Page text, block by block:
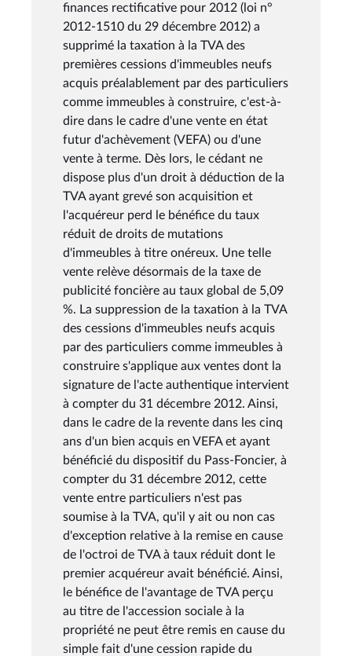
finances rectificative pour 2012 (loi n°
2012-1510 du 29 décembre 2012) a
supprimé la taxation à la TVA des
premières cessions d'immeubles neufs
acquis préalablement par des particuliers
comme immeubles à construire, c'est-à-
dire dans le cadre d'une vente en état
futur d'achèvement (VEFA) ou d'une
vente à terme. Dès lors, le cédant ne
dispose plus d'un droit à déduction de la
TVA ayant grevé son acquisition et
l'acquéreur perd le bénéfice du taux
réduit de droits de mutations
d'immeubles à titre onéreux. Une telle
vente relève désormais de la taxe de
publicité foncière au taux global de 5,09
%. La suppression de la taxation à la TVA
des cessions d'immeubles neufs acquis
par des particuliers comme immeubles à
construire s'applique aux ventes dont la
signature de l'acte authentique intervient
à compter du 31 décembre 2012. Ainsi,
dans le cadre de la revente dans les cinq
ans d'un bien acquis en VEFA et ayant
bénéficié du dispositif du Pass-Foncier, à
compter du 31 décembre 2012, cette
vente entre particuliers n'est pas
soumise à la TVA, qu'il y ait ou non cas
d'exception relative à la remise en cause
de l'octroi de TVA à taux réduit dont le
premier acquéreur avait bénéficié. Ainsi,
le bénéfice de l'avantage de TVA perçu
au titre de l'accession sociale à la
propriété ne peut être remis en cause du
simple fait d'une cession rapide du